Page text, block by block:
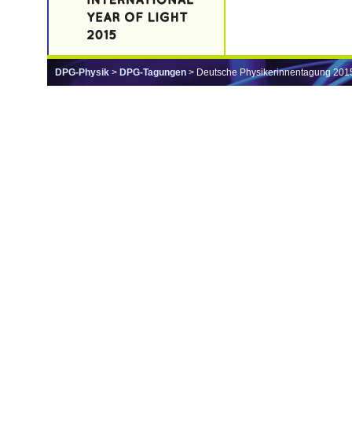
DPG-Physik > DPG-Tagungen > Deutsche Physikerinnentagung